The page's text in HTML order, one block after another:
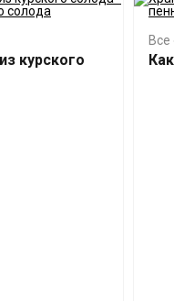
курского
Все